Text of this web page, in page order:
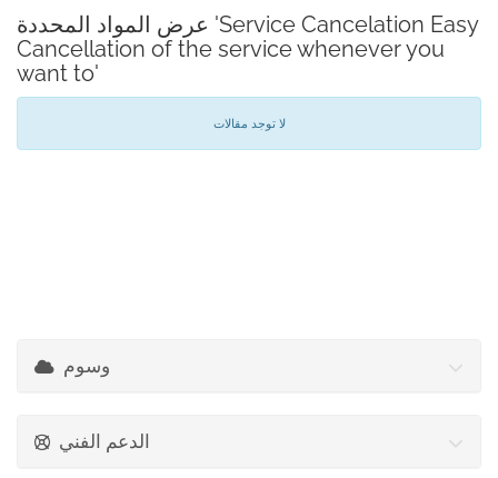
عرض المواد المحددة 'Service Cancelation Easy
Cancellation of the service whenever you
want to'
لا توجد مقالات
وسوم
الدعم الفني